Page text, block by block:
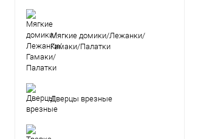
Мягкие домики/Лежанки/
Гамаки/Палатки
Дверцы врезные